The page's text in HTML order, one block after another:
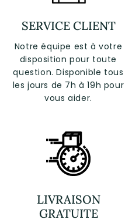
SERVICE CLIENT
Notre équipe est à votre
disposition pour toute
question. Disponible tous
les jours de 7h à 19h pour
vous aider.
LIVRAISON
GRATUITE